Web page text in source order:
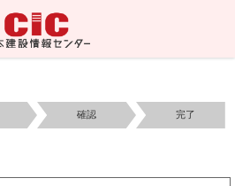
確認 完了